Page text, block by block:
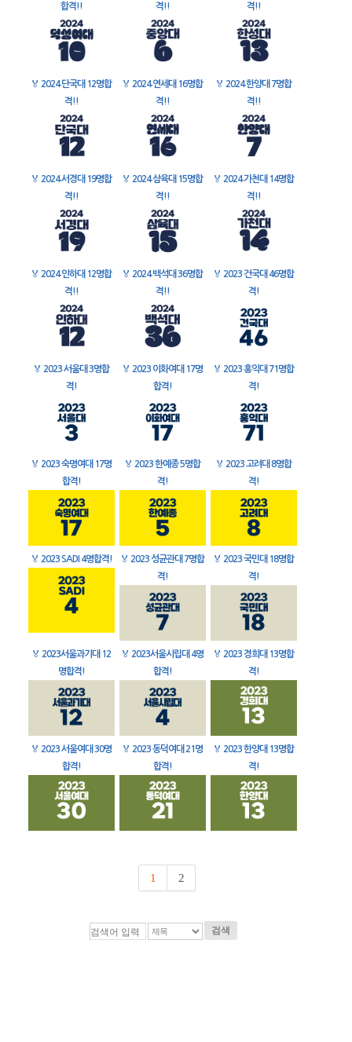
합격!!
격!!
격!!
🏅 2024 단국대 12명합
격!!
🏅 2024 연세대 16명합
격!!
🏅 2024 한양대 7명합
격!!
🏅 2024 서경대 19명합
격!!
🏅 2024 삼육대 15명합
격!!
🏅 2024 가천대 14명합
격!!
🏅 2024 인하대 12명합
격!!
🏅 2024 백석대 36명합
격!!
🏅 2023 건국대 46명합
격!
🏅 2023 서울대 3명합
격!
🏅 2023 이화여대 17명
합격!
🏅 2023 홍익대 71명합
격!
🏅 2023 숙명여대 17명
합격!
🏅 2023 한예종 5명합
격!
🏅 2023 고려대 8명합
격!
🏅 2023 SADI 4명합격! 🏅 2023 성균관대 7명합
격!
🏅 2023 국민대 18명합
격!
🏅 2023서울과기대 12
명합격!
🏅 2023서울시립대 4명
합격!
🏅 2023 경희대 13명합
격!
🏅 2023 서울여대 30명
합격!
🏅 2023 동덕여대 21명
합격!
🏅 2023 한양대 13명합
격!
1 2
검색